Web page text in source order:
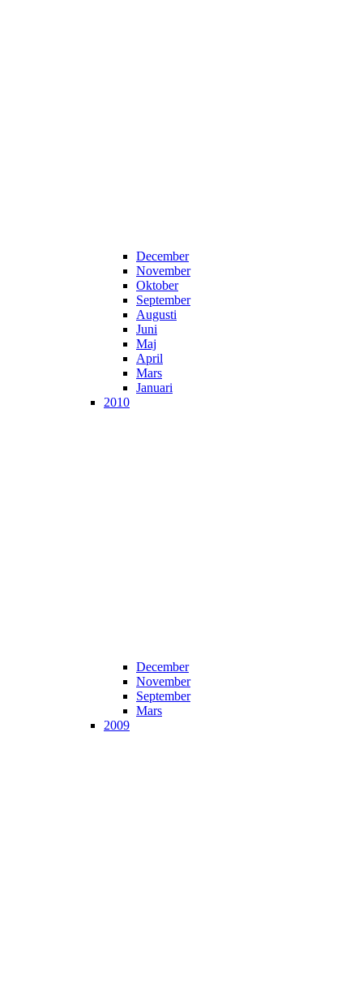
December
November
Oktober
September
Augusti
Juni
Maj
April
Mars
Januari
2010
December
November
September
Mars
2009